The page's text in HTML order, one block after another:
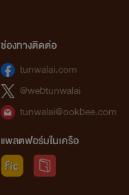
ช่องทางติดต่อ
tunwalai.com
@webtunwalai
tunwalai@ookbee.com
แพลตฟอร์มในเครือ